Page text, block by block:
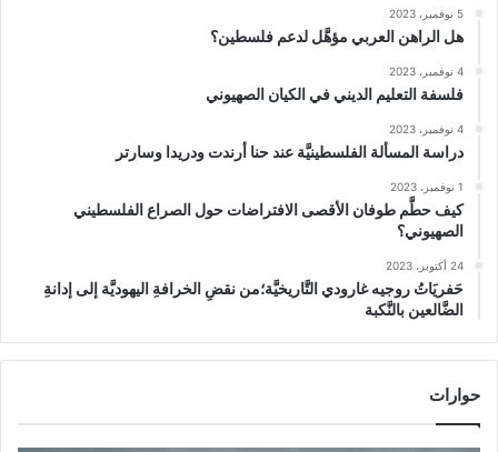
5 نوفمبر، 2023
هل الراهن العربي مؤهَّل لدعم فلسطين؟
4 نوفمبر، 2023
فلسفة التعليم الديني في الكيان الصهيوني
4 نوفمبر، 2023
دراسة المسألة الفلسطينيَّة عند حنا أرندت ودريدا وسارتر
1 نوفمبر، 2023
كيف حطَّم طوفان الأقصى الافتراضات حول الصراع الفلسطيني
الصهيوني؟
24 أكتوبر، 2023
حَفريَاتُ روجيه غارودي التَّاريخيَّة؛من نقضِ الخرافةِ اليهوديَّة إلى إدانةِ
الضَّالعين بالنَّكبة
حوارات